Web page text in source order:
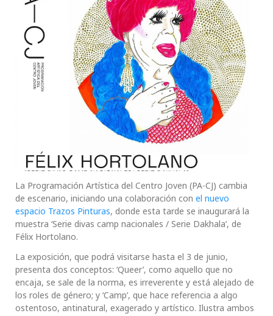
La Programación Artística del Centro Joven (PA-CJ) cambia
de escenario, iniciando una colaboración con el nuevo
espacio Trazos Pinturas, donde esta tarde se inaugurará la
muestra ‘Serie divas camp nacionales / Serie Dakhala’, de
Félix Hortolano.
La exposición, que podrá visitarse hasta el 3 de junio,
presenta dos conceptos: ‘Queer’, como aquello que no
encaja, se sale de la norma, es irreverente y está alejado de
los roles de género; y ‘Camp’, que hace referencia a algo
ostentoso, antinatural, exagerado y artístico. Ilustra ambos